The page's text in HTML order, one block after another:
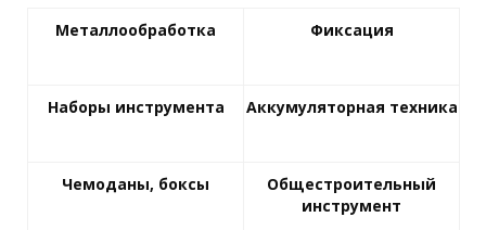
Металлообработка Фиксация
Наборы инструмента Аккумуляторная техника
Чемоданы, боксы
Общестроительный
инструмент